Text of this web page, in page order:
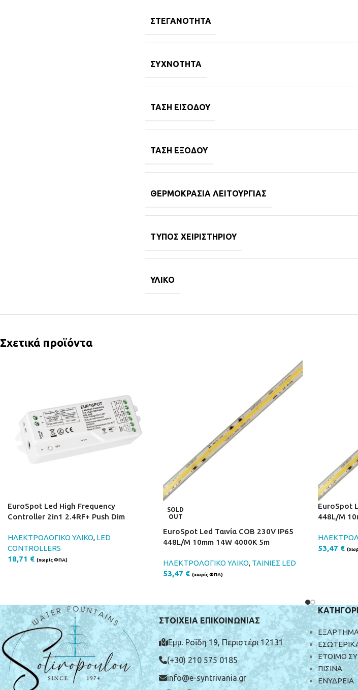
ΣΤΕΓΑΝΌΤΗΤΑ
ΣΥΧΝΌΤΗΤΑ
ΤΆΣΗ ΕΙΣΌΔΟΥ
ΤΆΣΗ ΕΞΌΔΟΥ
ΘΕΡΜΟΚΡΑΣΊΑ ΛΕΙΤΟΥΡΓΊΑΣ
ΤΎΠΟΣ ΧΕΙΡΙΣΤΗΡΊΟΥ
ΥΛΙΚΌ
Σχετικά προϊόντα
EuroSpot Led High Frequency
Controller 2in1 2.4RF+ Push Dim
ΗΛΕΚΤΡΟΛΟΓΙΚΟ ΥΛΙΚΟ, LED
CONTROLLERS
18,71 € (χωρίς ΦΠΑ)
SOLD
OUT
EuroSpot Led Ταινία COB 230V IP65
448L/M 10mm 14W 4000K 5m
ΗΛΕΚΤΡΟΛΟΓΙΚΟ ΥΛΙΚΟ, ΤΑΙΝΙΕΣ LED
53,47 € (χωρίς ΦΠΑ)
EuroSpot
448L/M
53,47 €
ΣΤΟΙΧΕΙΑ ΕΠΙΚΟΙΝΩΝΙΑΣ
Εμμ. Ροΐδη 19, Περιστέρι 12131
(+30) 210 575 0185
info@e-syntrivania.gr
ΕΤΟΙΜΟ
ΠΙΣΙΝΑ
ΕΝΥΔΡΕΙΑ